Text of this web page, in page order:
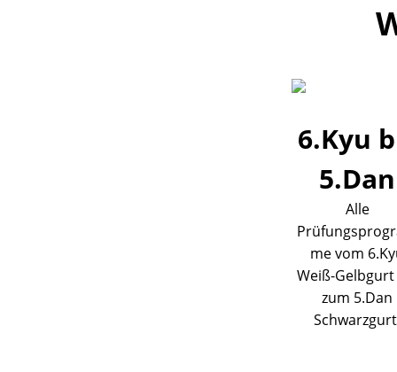
6.Kyu
5.Dan
Alle
me vom
Weiß-Gelbgurt
zum 5.Dan